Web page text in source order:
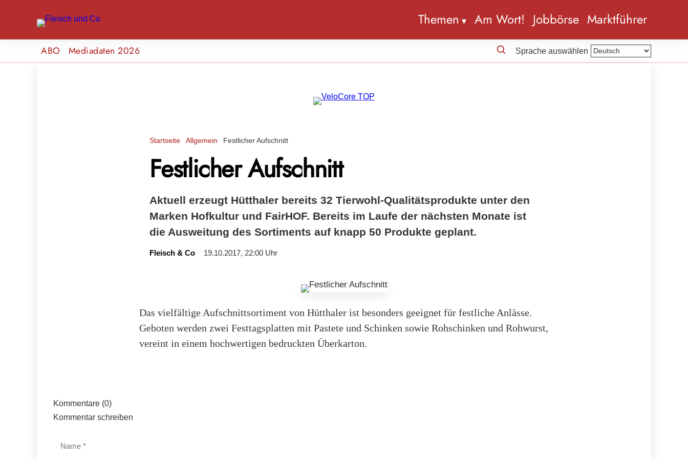
Themen Am Wort! Jobbörse Marktführer
ABO Mediadaten 2026 Sprache auswählen
Startseite Allgemein Festlicher Aufschnitt
Festlicher Aufschnitt
Aktuell erzeugt Hütthaler bereits 32 Tierwohl-Qualitätsprodukte unter den
Marken Hofkultur und FairHOF. Bereits im Laufe der nächsten Monate ist
die Ausweitung des Sortiments auf knapp 50 Produkte geplant.
Fleisch & Co 19.10.2017, 22:00 Uhr
Das vielfältige Aufschnittsortiment von Hütthaler ist besonders geeignet für festliche Anlässe.
Geboten werden zwei Festtagsplatten mit Pastete und Schinken sowie Rohschinken und Rohwurst,
vereint in einem hochwertigen bedruckten Überkarton.
Kommentare (0)
Kommentar schreiben